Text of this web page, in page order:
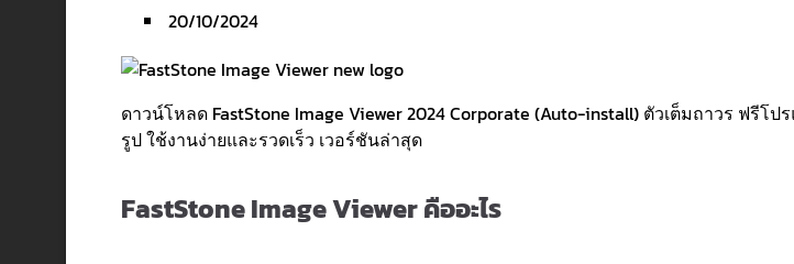
20/10/2024
ดาวน์โหลด FastStone Image Viewer 2024 Corporate (Auto-install) ตัวเต็มถาวร ฟรีโ
รูป ใช้งานง่ายและรวดเร็ว เวอร์ชันล่าสุด
FastStone Image Viewer คืออะไร